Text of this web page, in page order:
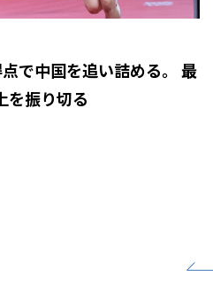
で中国を追い詰める。 最
を振り切る